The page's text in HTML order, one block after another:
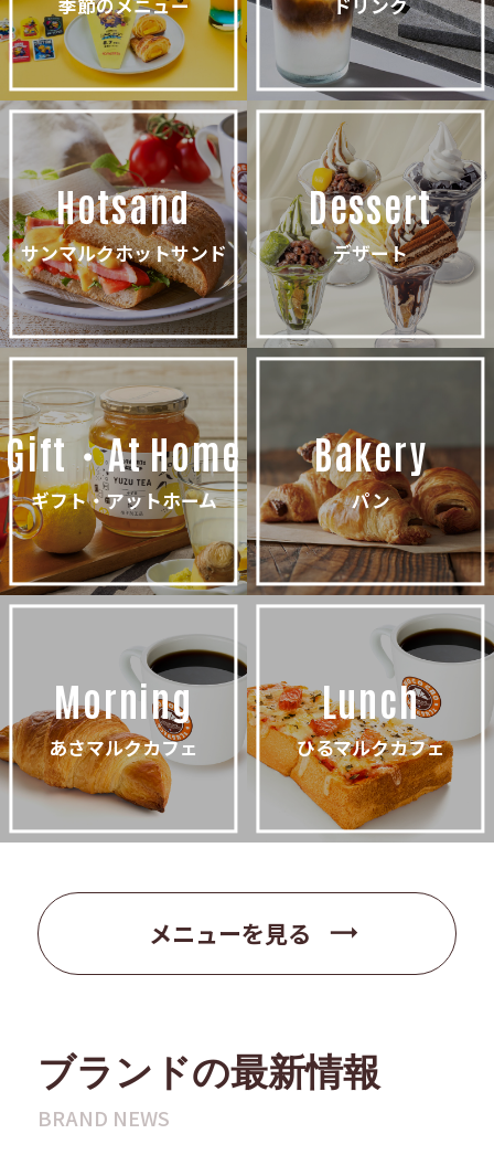
季節のメニュー ドリンク
Hotsand
サンマルクホットサンド
Dessert
デザート
Gift・At Home
ギフト・アットホーム
Bakery
パン
Morning
あさマルクカフェ
Lunch
ひるマルクカフェ
メニューを見る trending_flat
ブランドの最新情報
BRAND NEWS